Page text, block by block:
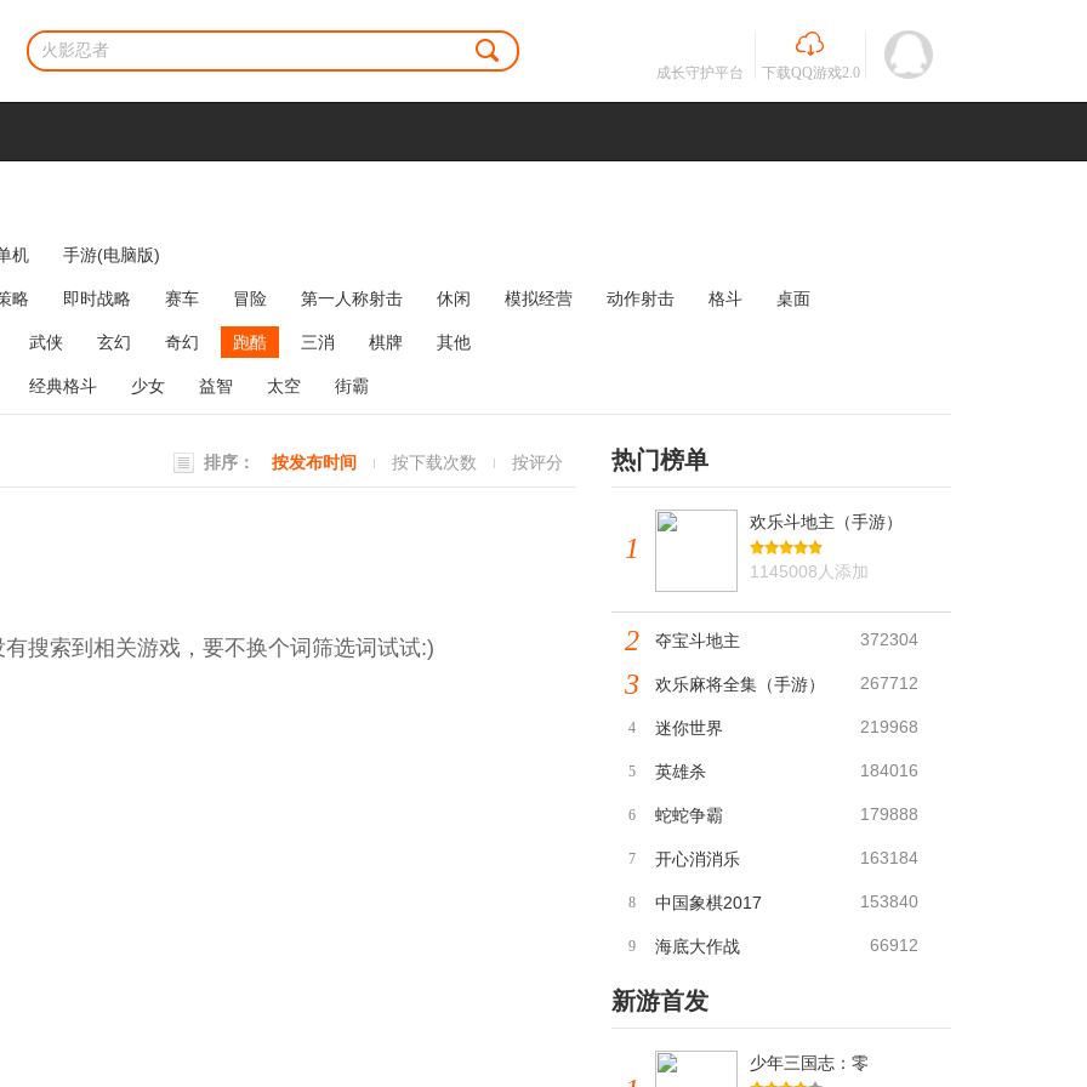
成长守护平台 下载QQ游戏2.0
机 手游(电脑版)
略 即时战略 赛车 冒险 第一人称射击 休闲 模拟经营 动作射击 格斗
桌面
牌类
麻将 网络游戏 弹幕射击 策略塔防
武侠 玄幻 奇幻 跑酷 三消 棋牌 其他
经典格斗 少女 益智 太空 街霸
排序： 按发布时间 按下载次数 按评分
搜索到相关游戏，要不换个词筛选词试试:)
热门榜单
1
欢乐斗地主（手游）
1145008人添加
2 夺宝斗地主 372304
3 欢乐麻将全集（手游） 267712
4 迷你世界 219968
5 英雄杀 184016
6 蛇蛇争霸 179888
7 开心消消乐 163184
8 中国象棋2017 153840
9 海底大作战 66912
新游首发
少年三国志：零